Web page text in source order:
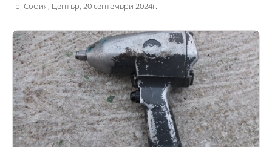
гр. София, Център, 20 септември 2024г.